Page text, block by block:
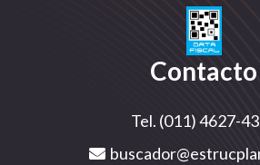
Contacto
Tel. (011) 4627-